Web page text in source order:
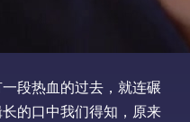
段热血的过去，就连碾
的口中我们得知，原来